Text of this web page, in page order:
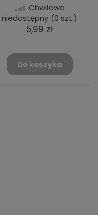
Chwilowo
niedostępny (0 szt.)
5,99 zł
Do koszyka